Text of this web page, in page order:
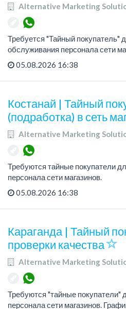
Alternative Marketing
Требуется "Тайный покупатель"
обслуживания персонала сети
Требования: Ответственность,
Ес...
05.08.2026 16:38
Костанай | Тайный
(подработка) в сеть
Alternative Marketing
Требуются тайные покупатели
персонала сети магазинов.
Требования: Ответственность,
устная и письменная речь
05.08.2026 16:38
Караганда | Тайный
проверки качества
Alternative Marketing
Требуются "тайные покупатели"
персонала сети магазинов.